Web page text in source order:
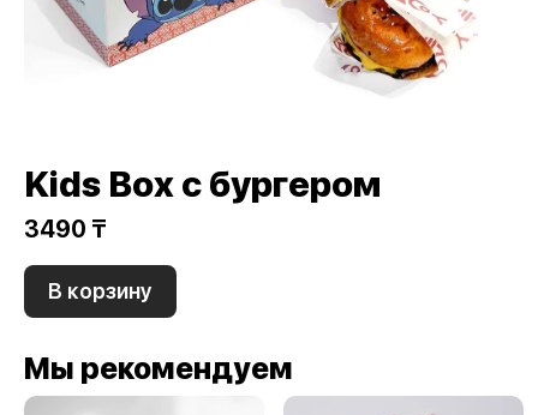
Kids Box с бургером
3490 ₸
В корзину
Мы рекомендуем